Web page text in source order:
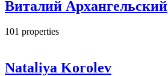
Виталий Архангельский
101 properties
Nataliya Korolev